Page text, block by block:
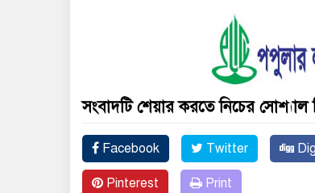
সংবাদটি শেয়ার করতে নিচের
Facebook Twitter
Pinterest Print